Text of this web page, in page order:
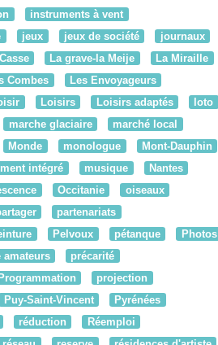
instruments à vent
jeux jeux de société
journaux
La grave-la Meije
La Miraille
Combes
Les Envoyageurs
Loisirs Loisirs adaptés
loto
marche glaciaire
marché local
Monde monologue
Mont-Dauphin
intégré musique
Nantes
Occitanie
oiseaux
partenariats
Pelvoux pétanque
Photos
amateurs
précarité
Programmation
projection
Puy-Saint-Vincent
Pyrénées
réduction
Réemploi